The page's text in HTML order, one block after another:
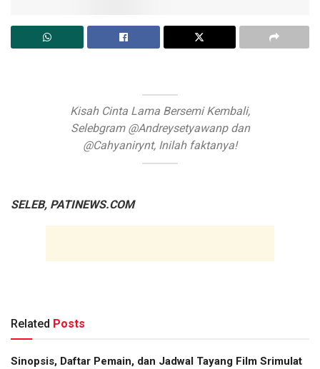
Kisah Cinta Lama Bersemi Kembali,
Selebgram @Andreysetyawanp dan
@Cahyanirynt, Inilah faktanya!
SELEB, PATINEWS.COM
Related Posts
Sinopsis, Daftar Pemain, dan Jadwal Tayang Film Srimulat